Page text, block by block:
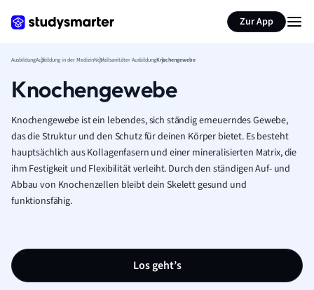
Zur App
AusbildungAusbildung in der MedizinNotfallsanitäter AusbildungKnochengewebe
Knochengewebe
Knochengewebe ist ein lebendes, sich ständig erneuerndes Gewebe,
das die Struktur und den Schutz für deinen Körper bietet. Es besteht
hauptsächlich aus Kollagenfasern und einer mineralisierten Matrix, die
ihm Festigkeit und Flexibilität verleiht. Durch den ständigen Auf- und
Abbau von Knochenzellen bleibt dein Skelett gesund und
funktionsfähig.
Los geht’s